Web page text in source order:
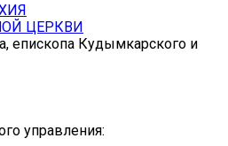
ЦЕРКВИ
епископа Кудымкарского и
управления: